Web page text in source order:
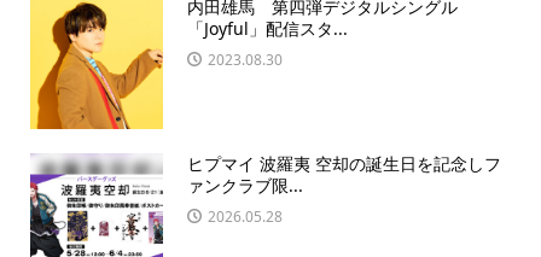
内田雄馬 第四弾デジタルシングル
「Joyful」配信スタ...
2023.08.30
ヒプマイ 波羅夷 空却の誕生日を記念しフ
ァンクラブ限...
2026.05.28